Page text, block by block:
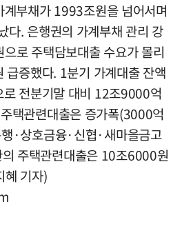
부채가 1993조원을 넘어서며
다. 은행권의 가계부채 관리 강
로 주택담보대출 수요가 몰리
급증했다. 1분기 가계대출 잔액
전분기말 대비 12조9000억
택관련대출은 증가폭(3000억
·상호금융·신협·새마을금고
주택관련대출은 10조6000원
혜 기자)